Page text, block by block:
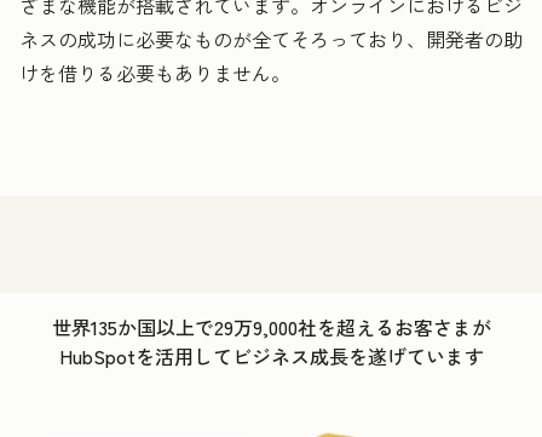
ネスの成功に必要なものが全てそろっており、開発者の助
けを借りる必要もありません。
世界135か国以上で29万9,000社を超えるお客さまが
HubSpotを活用してビジネス成長を遂げています